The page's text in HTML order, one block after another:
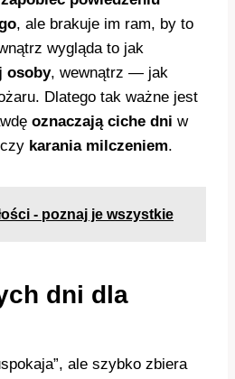
, ale brakuje im ram, by to
wygląda to jak
osoby, wewnątrz — jak
Dlatego tak ważne jest
oznaczają ciche dni w
karania milczeniem.
- poznaj je wszystkie
dni dla
ale szybko zbiera